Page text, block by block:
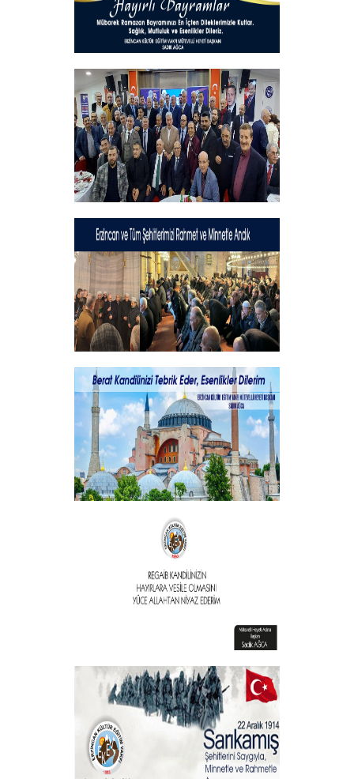
Hayırlı Bayramlar
+
Geleneksel İftar Programımız
+
Şehitlerimizi Rahmet ve Minnetle
Andık...
+
Vakıf Başkanımızdan Kandil mesajı
+
Vakıf Başkanımızdan Kandil mesajı
+